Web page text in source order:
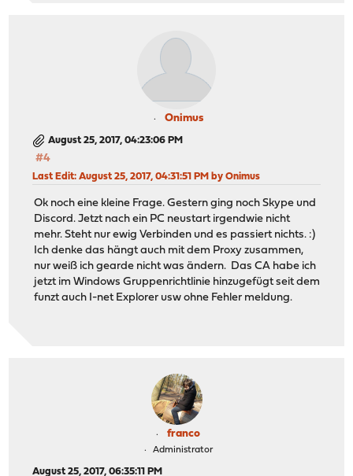
Onimus
August 25, 2017, 04:23:06 PM
#4
Last Edit: August 25, 2017, 04:31:51 PM by Onimus
Ok noch eine kleine Frage. Gestern ging noch Skype und
Discord. Jetzt nach ein PC neustart irgendwie nicht
mehr. Steht nur ewig Verbinden und es passiert nichts. :)
Ich denke das hängt auch mit dem Proxy zusammen,
nur weiß ich gearde nicht was ändern. Das CA habe ich
jetzt im Windows Gruppenrichtlinie hinzugefügt seit dem
funzt auch I-net Explorer usw ohne Fehler meldung.
franco
Administrator
August 25, 2017, 06:35:11 PM